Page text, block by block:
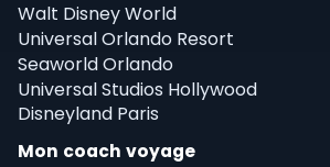
Walt Disney World
Universal Orlando Resort
Seaworld Orlando
Universal Studios Hollywood
Disneyland Paris
Mon coach voyage